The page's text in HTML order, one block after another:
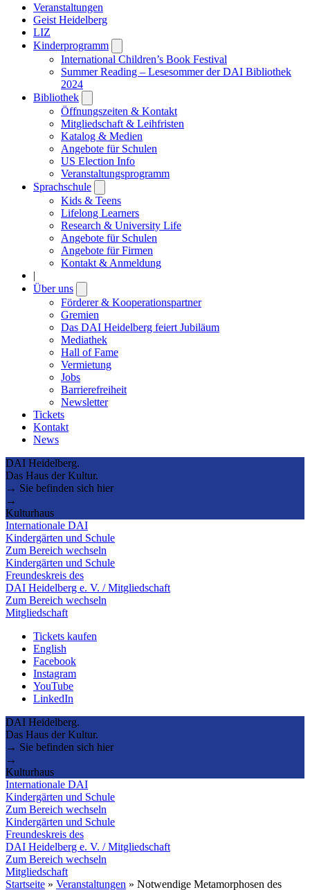
Veranstaltungen
Geist Heidelberg
LIZ
Kinderprogramm
submenu
International Children’s Book Festival
Summer Reading – Lesesommer der DAI Bibliothek
2024
Bibliothek
submenu
Öffnungszeiten & Kontakt
Mitgliedschaft & Leihfristen
Katalog & Medien
Angebote für Schulen
US Election Info
Veranstaltungsprogramm
Sprachschule
submenu
Kids & Teens
Lifelong Learners
Research & University Life
Angebote für Schulen
Angebote für Firmen
Kontakt & Anmeldung
|
Über uns
submenu
Förderer & Kooperationspartner
Gremien
Das DAI Heidelberg feiert Jubiläum
Mediathek
Hall of Fame
Vermietung
Jobs
Barrierefreiheit
Newsletter
Tickets
Kontakt
News
DAI Heidelberg.
Das Haus der Kultur.
→ Sie befinden sich hier
→
Kulturhaus
Internationale DAI
Kindergärten und Schule
Zum Bereich wechseln
Kindergärten und Schule
Freundeskreis des
DAI Heidelberg e. V. / Mitgliedschaft
Zum Bereich wechseln
Mitgliedschaft
Tickets kaufen
English
Facebook
Instagram
YouTube
LinkedIn
DAI Heidelberg.
Das Haus der Kultur.
→ Sie befinden sich hier
→
Kulturhaus
Internationale DAI
Kindergärten und Schule
Zum Bereich wechseln
Kindergärten und Schule
Freundeskreis des
DAI Heidelberg e. V. / Mitgliedschaft
Zum Bereich wechseln
Mitgliedschaft
Startseite » Veranstaltungen » Notwendige Metamorphosen des